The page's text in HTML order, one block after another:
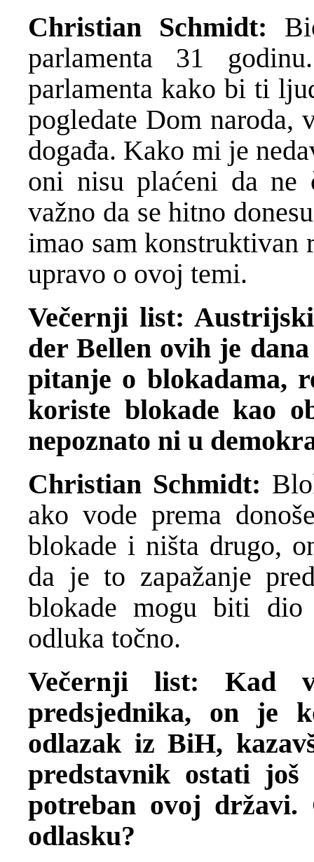
Christian Schmidt:
parlamenta 31
parlamenta kako bi ti
pogledate Dom naroda,
događa. Kako mi je
oni nisu plaćeni da
važno da se hitno
imao sam konstruktivan
upravo o ovoj temi.
Večernji list:
der Bellen ovih je
pitanje o blokadama,
koriste blokade kao
nepoznato ni u
Christian Schmidt:
ako vode prema
blokade i ništa drugo,
da je to zapažanje
blokade mogu biti dio
odluka točno.
Večernji list: Kad
predsjednika, on je
odlazak iz BiH,
predstavnik ostati
potreban ovoj državi.
odlasku?